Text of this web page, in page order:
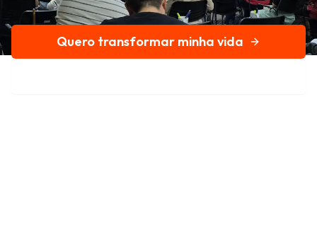
Quero transformar minha vida